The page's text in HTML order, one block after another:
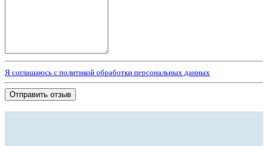
Я соглашаюсь с политикой обработки персональных данных
Отправить отзыв